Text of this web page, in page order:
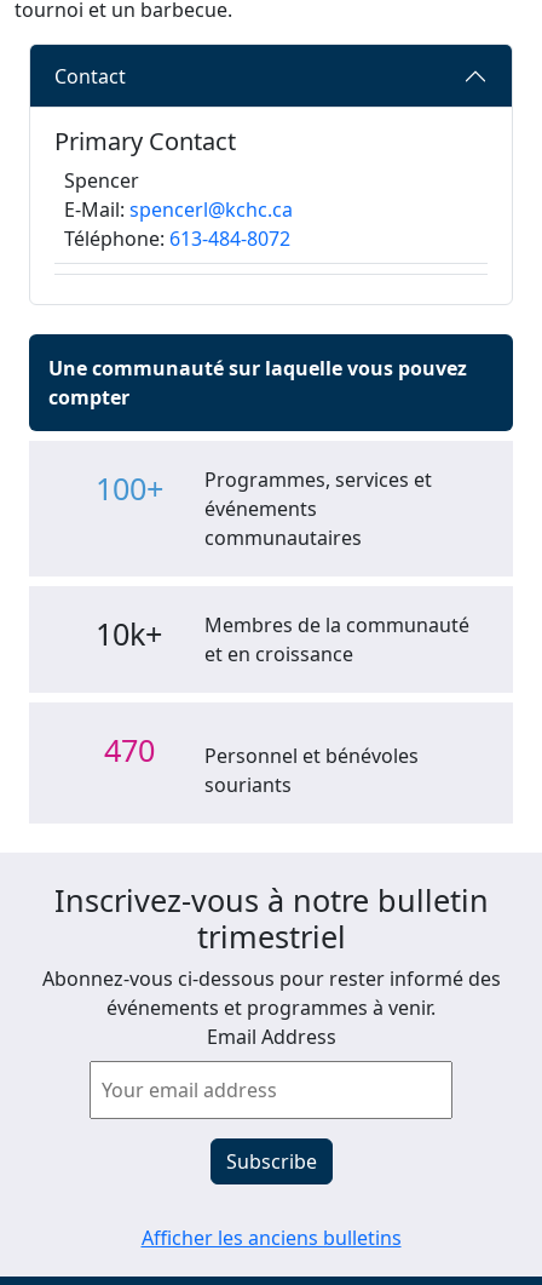
tournoi et un barbecue.
Contact
Primary Contact
Spencer
E-Mail: spencerl@kchc.ca
Téléphone: 613-484-8072
Une communauté sur laquelle vous pouvez
compter
100+
Programmes, services et
événements
communautaires
10k+
Membres de la communauté
et en croissance
470
Personnel et bénévoles
souriants
Inscrivez-vous à notre bulletin
trimestriel
Abonnez-vous ci-dessous pour rester informé des
événements et programmes à venir.
Email Address
Afficher les anciens bulletins